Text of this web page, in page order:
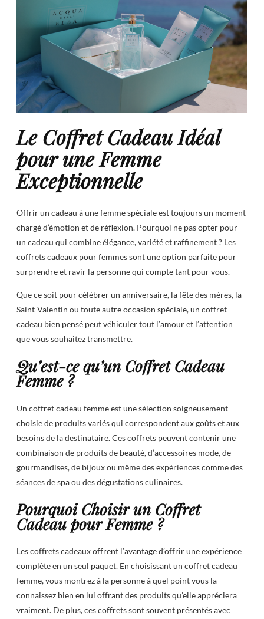
Le Coffret Cadeau Idéal
pour une Femme
Exceptionnelle
Offrir un cadeau à une femme spéciale est toujours un moment
chargé d’émotion et de réflexion. Pourquoi ne pas opter pour
un cadeau qui combine élégance, variété et raffinement ? Les
coffrets cadeaux pour femmes sont une option parfaite pour
surprendre et ravir la personne qui compte tant pour vous.
Que ce soit pour célébrer un anniversaire, la fête des mères, la
Saint-Valentin ou toute autre occasion spéciale, un coffret
cadeau bien pensé peut véhiculer tout l’amour et l’attention
que vous souhaitez transmettre.
Qu’est-ce qu’un Coffret Cadeau
Femme ?
Un coffret cadeau femme est une sélection soigneusement
choisie de produits variés qui correspondent aux goûts et aux
besoins de la destinataire. Ces coffrets peuvent contenir une
combinaison de produits de beauté, d’accessoires mode, de
gourmandises, de bijoux ou même des expériences comme des
séances de spa ou des dégustations culinaires.
Pourquoi Choisir un Coffret
Cadeau pour Femme ?
Les coffrets cadeaux offrent l’avantage d’offrir une expérience
complète en un seul paquet. En choisissant un coffret cadeau
femme, vous montrez à la personne à quel point vous la
connaissez bien en lui offrant des produits qu’elle appréciera
vraiment. De plus, ces coffrets sont souvent présentés avec